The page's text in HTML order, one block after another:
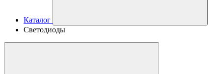
Каталог
Светодиоды